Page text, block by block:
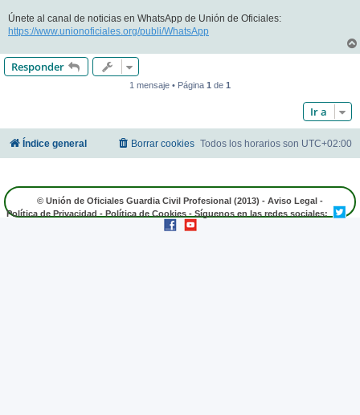
Únete al canal de noticias en WhatsApp de Unión de Oficiales:
https://www.unionoficiales.org/publi/WhatsApp
Responder
1 mensaje • Página 1 de 1
Ir a
Índice general Todos los horarios son UTC+02:00
Borrar cookies
© Unión de Oficiales Guardia Civil Profesional (2013) - Aviso Legal -
Política de Privacidad - Política de Cookies - Síguenos en las redes sociales: